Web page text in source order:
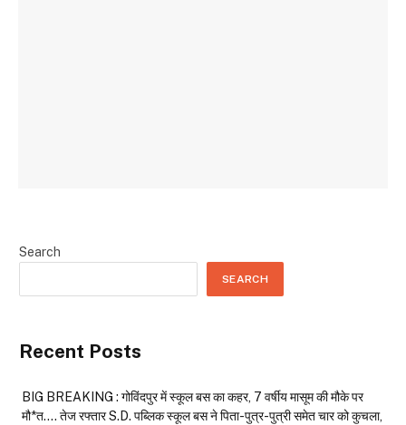
Search
SEARCH
Recent Posts
BIG BREAKING : गोविंदपुर में स्कूल बस का कहर, 7 वर्षीय मासूम की मौके पर
मौ*त…. तेज रफ्तार S.D. पब्लिक स्कूल बस ने पिता-पुत्र-पुत्री समेत चार को कुचला,